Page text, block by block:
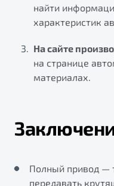
найти
характеристик
На сайте
на странице
материалах.
Полный привод —
передавать